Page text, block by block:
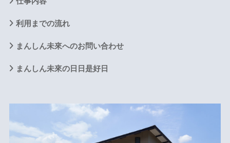
利用までの流れ
まんしん未來へのお問い合わせ
まんしん未來の日日是好日